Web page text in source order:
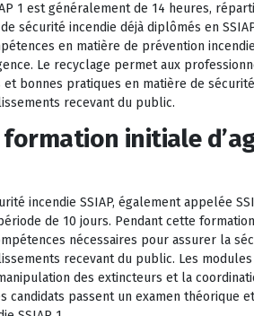
1 est généralement de 14 heures,
sécurité incendie déjà diplômés en
en matière de prévention
Le recyclage permet aux
bonnes pratiques en matière de
recevant du public.
initiale
incendie SSIAP, également appelée
de 10 jours. Pendant cette
nécessaires pour assurer la
recevant du public. Les
des extincteurs et la
candidats passent un examen théorique